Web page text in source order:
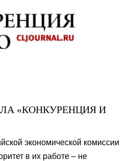
«КОНКУРЕНЦИЯ И
экономической комиссии
в их работе – не